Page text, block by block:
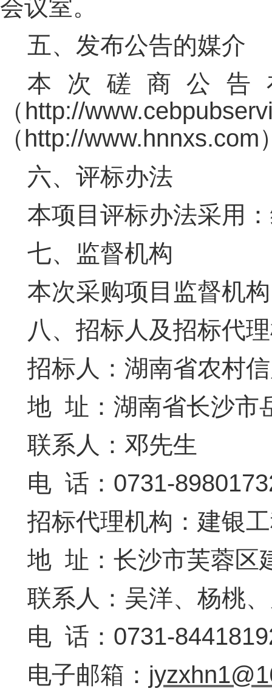
会议室。
五、发布公告的媒介
本次磋商公告
（http://
（http://www.hnnxs.com
六、评标办法
本项目评标办法采用
七、监督机构
本次采购项目监督机
八、招标人及招标代
招标人：湖南省农村
地 址：湖南省长沙市
联系人： 邓先生
电 话： 0731-
招标代理机构：建银
地 址：长沙市芙蓉区
联系人：吴洋、杨桃
电 话：0731-
电子邮箱：